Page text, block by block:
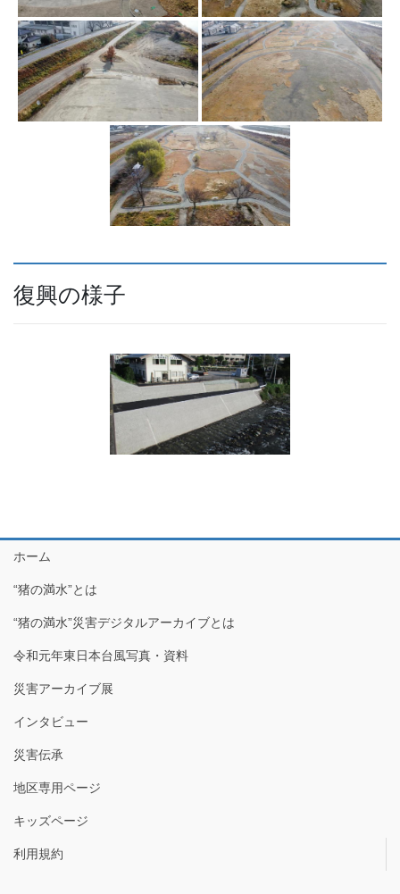
復興の様子
ホーム
“猪の満水”とは
“猪の満水”災害デジタルアーカイブとは
令和元年東日本台風写真・資料
災害アーカイブ展
インタビュー
災害伝承
地区専用ページ
キッズページ
利用規約